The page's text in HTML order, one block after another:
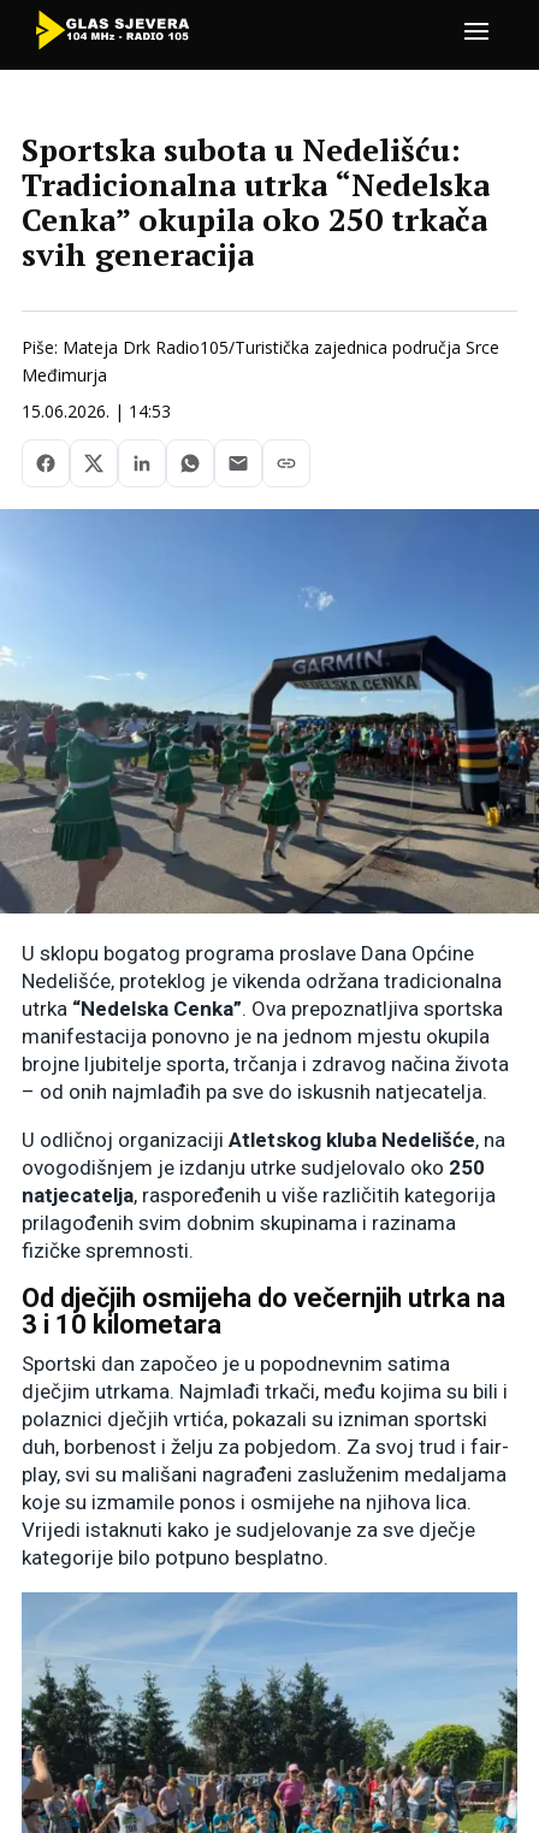
Sportska subota u Nedelišću:
Tradicionalna utrka “Nedelska
Cenka” okupila oko 250 trkača
svih generacija
Piše: Mateja Drk Radio105/Turistička zajednica područja Srce
Međimurja
15.06.2026. | 14:53
U sklopu bogatog programa proslave Dana Općine
Nedelišće, proteklog je vikenda održana tradicionalna
utrka “Nedelska Cenka”. Ova prepoznatljiva sportska
manifestacija ponovno je na jednom mjestu okupila
brojne ljubitelje sporta, trčanja i zdravog načina života
– od onih najmlađih pa sve do iskusnih natjecatelja.
U odličnoj organizaciji Atletskog kluba Nedelišće, na
ovogodišnjem je izdanju utrke sudjelovalo oko 250
natjecatelja, raspoređenih u više različitih kategorija
prilagođenih svim dobnim skupinama i razinama
fizičke spremnosti.
Od dječjih osmijeha do večernjih utrka na
3 i 10 kilometara
Sportski dan započeo je u popodnevnim satima
dječjim utrkama. Najmlađi trkači, među kojima su bili i
polaznici dječjih vrtića, pokazali su izniman sportski
duh, borbenost i želju za pobjedom. Za svoj trud i fair-
play, svi su mališani nagrađeni zasluženim medaljama
koje su izmamile ponos i osmijehe na njihova lica.
Vrijedi istaknuti kako je sudjelovanje za sve dječje
kategorije bilo potpuno besplatno.